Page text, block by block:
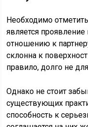
Необходимо
является проявление
отношению к
склонна к
правило, долго не
Однако не стоит
существующих
способность к